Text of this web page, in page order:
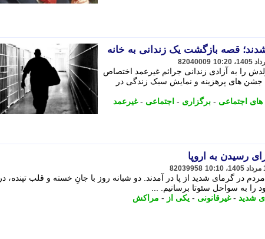
قصه بازگشت یک زندانی به خانه
82040009
جشن تولدش را به آزادی زندانی جرائم غیرعمد اختصاص
جشن های پرهزینه و نمایش سبک زندگی در
اجتماعی - برگزاری - اجتماعی -غیرعمد
رسیدن به اروپا
82039958
در گرمای شدید از پا در آمدند. دو شبانه روز با جانِ خسته و قلب تپنده، در
را به سواحل سئوتا برسانیم. ...
شدید -غیرقانونی - یکی از - مراکش